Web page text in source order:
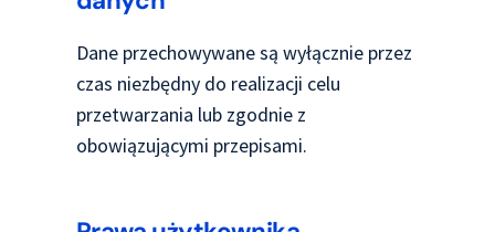
Dane przechowywane są wyłącznie przez
czas niezbędny do realizacji celu
przetwarzania lub zgodnie z
obowiązującymi przepisami.